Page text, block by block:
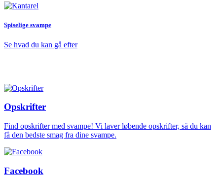
Spiselige svampe
Se hvad du kan gå efter
Opskrifter
Find opskrifter med svampe! Vi laver løbende opskrifter, så du kan
få den bedste smag fra dine svampe.
Facebook